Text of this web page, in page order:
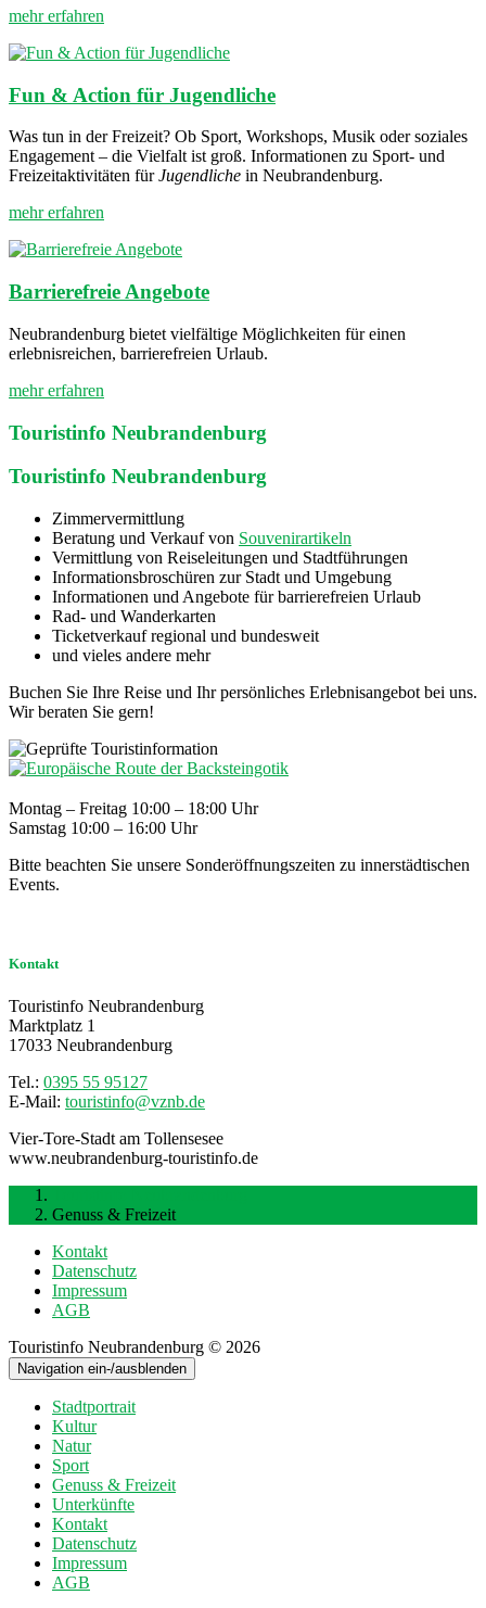
mehr erfahren
Fun & Action für Jugendliche
Was tun in der Freizeit? Ob Sport, Workshops, Musik oder soziales
Engagement – die Vielfalt ist groß. Informationen zu Sport- und
Freizeitaktivitäten fürJugendliche in Neubrandenburg.
mehr erfahren
Barrierefreie Angebote
Neubrandenburg bietet vielfältige Möglichkeiten für einen
erlebnisreichen, barrierefreien Urlaub.
mehr erfahren
Touristinfo Neubrandenburg
Touristinfo Neubrandenburg
Zimmervermittlung
Beratung und Verkauf von Souvenirartikeln
Vermittlung von Reiseleitungen und Stadtführungen
Informationsbroschüren zur Stadt und Umgebung
Informationen und Angebote für barrierefreien Urlaub
Rad- und Wanderkarten
Ticketverkauf regional und bundesweit
und vieles andere mehr
Buchen Sie Ihre Reise und Ihr persönliches Erlebnisangebot bei uns.
Wir beraten Sie gern!
Montag – Freitag 10:00 – 18:00 Uhr
Samstag 10:00 – 16:00 Uhr
Bitte beachten Sie unsere Sonderöffnungszeiten zu innerstädtischen
Events.
Kontakt
Touristinfo Neubrandenburg
Marktplatz 1
17033 Neubrandenburg
Tel.: 0395 55 95127
E-Mail: touristinfo@vznb.de
Vier-Tore-Stadt am Tollensesee
www.neubrandenburg-touristinfo.de
Genuss & Freizeit
Kontakt
Datenschutz
Impressum
AGB
Touristinfo Neubrandenburg © 2026
Navigation ein-/ausblenden
Stadtportrait
Kultur
Natur
Sport
Genuss & Freizeit
Unterkünfte
Kontakt
Datenschutz
Impressum
AGB